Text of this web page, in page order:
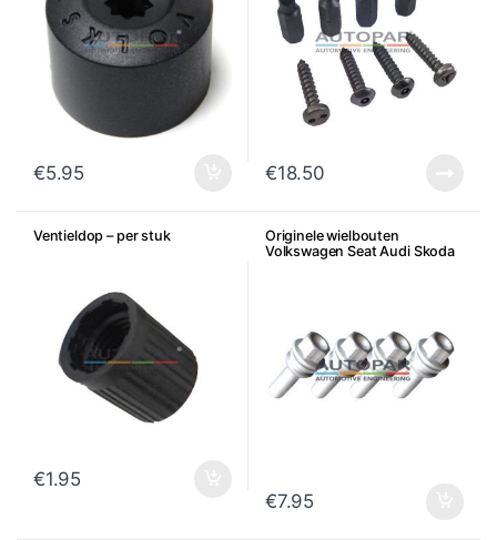
€5.95 €18.50
Ventieldop – per stuk
€1.95
Originele wielbouten
Volkswagen Seat Audi Skoda
€7.95